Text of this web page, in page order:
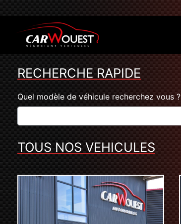
RECHERCHE RAPIDE
Quel modèle de véhicule recherchez vous ?
TOUS NOS VEHICULES